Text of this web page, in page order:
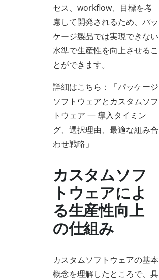
セス、workflow、目標を考
慮して開発されるため、パッ
ケージ製品では実現できない
水準で生産性を向上させるこ
とができます。
詳細はこちら：「パッケージ
ソフトウェアとカスタムソフ
トウェア — 導入タイミン
グ、選択理由、最適な組み合
わせ戦略」
カスタムソフ
トウェアによ
る生産性向上
の仕組み
カスタムソフトウェアの基本
概念を理解したところで、具